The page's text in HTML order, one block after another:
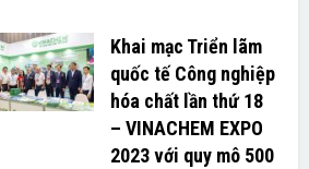
Khai mạc Triển lãm
quốc tế Công nghiệp
hóa chất lần thứ 18
– VINACHEM EXPO
2023 với quy mô 500